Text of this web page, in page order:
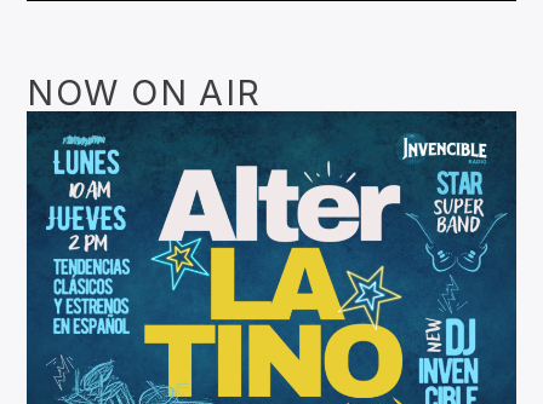
NOW ON AIR